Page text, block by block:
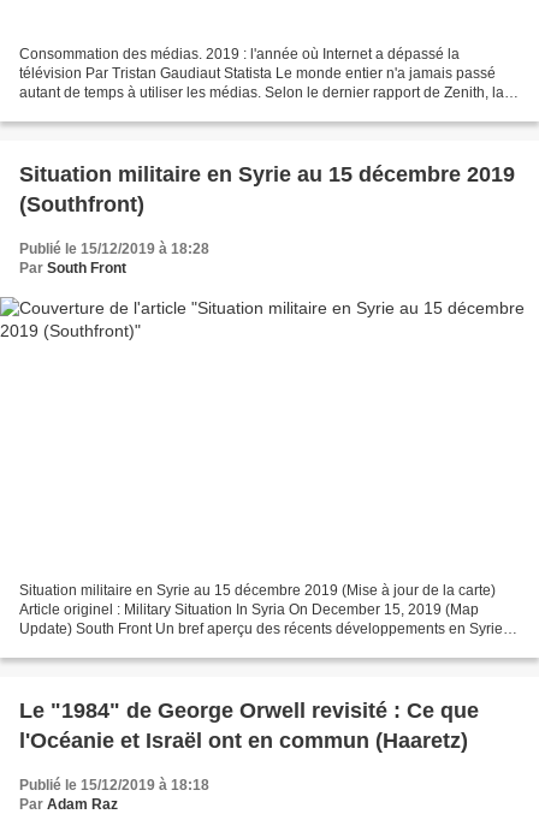
Consommation des médias. 2019 : l'année où Internet a dépassé la
télévision Par Tristan Gaudiaut Statista Le monde entier n'a jamais passé
autant de temps à utiliser les médias. Selon le dernier rapport de Zenith, la
Situation militaire en Syrie au 15 décembre 2019
(Southfront)
Publié le 15/12/2019 à 18:28
Par South Front
Situation militaire en Syrie au 15 décembre 2019 (Mise à jour de la carte)
Article originel : Military Situation In Syria On December 15, 2019 (Map
Update) South Front Un bref aperçu des récents développements en Syrie :
Le "1984" de George Orwell revisité : Ce que
l'Océanie et Israël ont en commun (Haaretz)
Publié le 15/12/2019 à 18:18
Par Adam Raz